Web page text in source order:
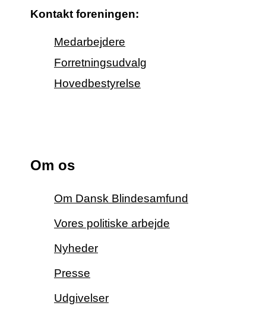
Kontakt foreningen:
Medarbejdere
Forretningsudvalg
Hovedbestyrelse
Om os
Om Dansk Blindesamfund
Vores politiske arbejde
Nyheder
Presse
Udgivelser